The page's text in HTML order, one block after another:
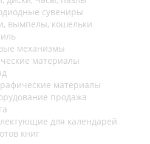
сувениры
вымпелы, кошельки
механизмы
материалы
материалы
продажа
для календарей
книг